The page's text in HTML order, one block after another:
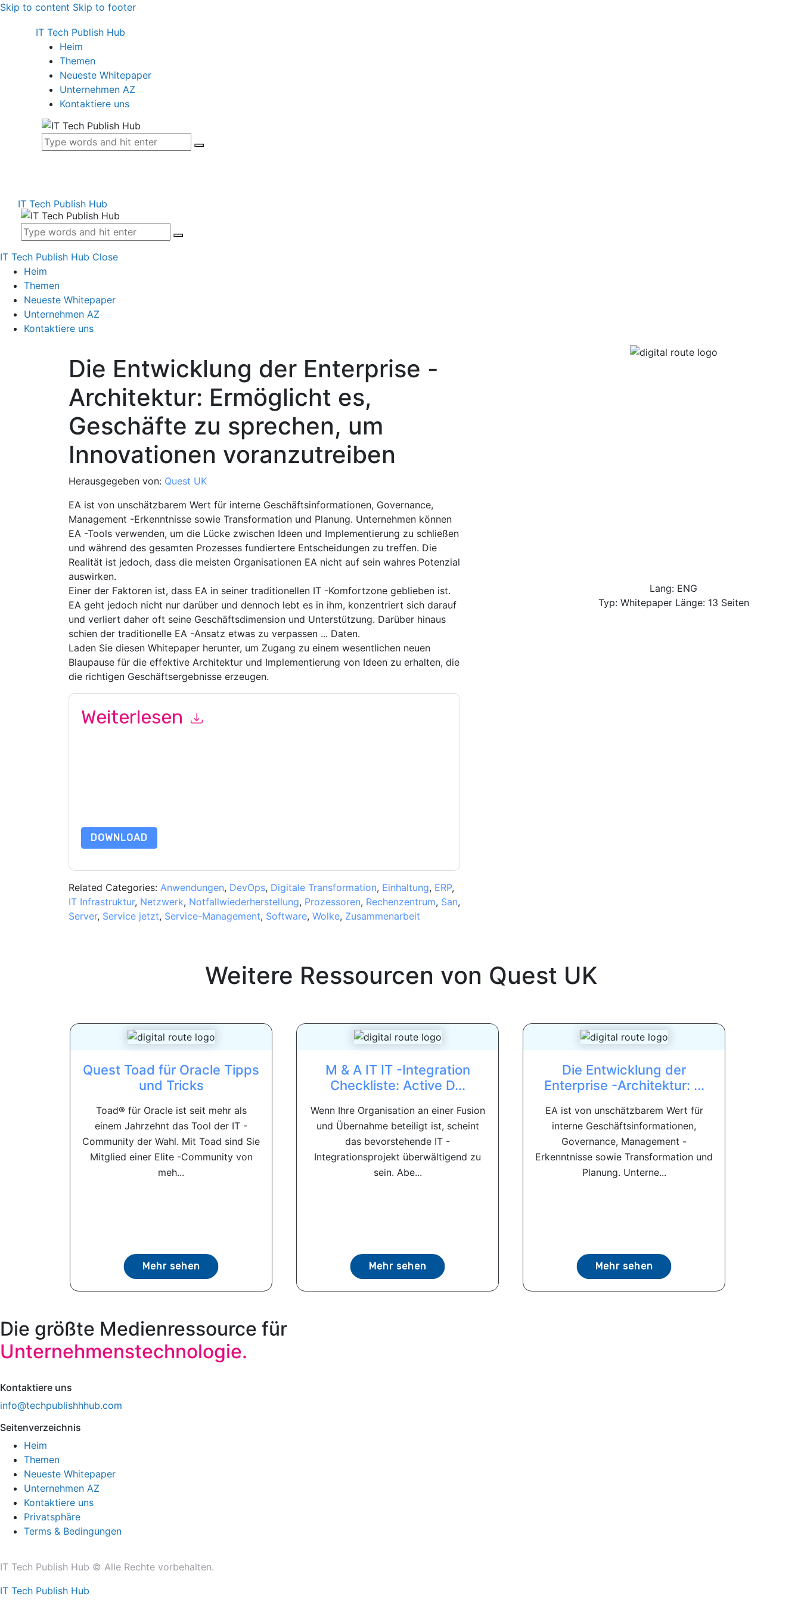
Skip to content Skip to footer
IT Tech Publish Hub
Heim
Themen
Neueste Whitepaper
Unternehmen AZ
Kontaktiere uns
IT Tech Publish Hub
IT Tech Publish Hub Close
Heim
Themen
Neueste Whitepaper
Unternehmen AZ
Kontaktiere uns
Die Entwicklung der Enterprise -
Architektur: Ermöglicht es,
Geschäfte zu sprechen, um
Innovationen voranzutreiben
Herausgegeben von: Quest UK
EA ist von unschätzbarem Wert für interne Geschäftsinformationen, Governance,
Management -Erkenntnisse sowie Transformation und Planung. Unternehmen können
EA -Tools verwenden, um die Lücke zwischen Ideen und Implementierung zu schließen
und während des gesamten Prozesses fundiertere Entscheidungen zu treffen. Die
Realität ist jedoch, dass die meisten Organisationen EA nicht auf sein wahres Potenzial
auswirken.
Einer der Faktoren ist, dass EA in seiner traditionellen IT -Komfortzone geblieben ist.
EA geht jedoch nicht nur darüber und dennoch lebt es in ihm, konzentriert sich darauf
und verliert daher oft seine Geschäftsdimension und Unterstützung. Darüber hinaus
schien der traditionelle EA -Ansatz etwas zu verpassen ... Daten.
Laden Sie diesen Whitepaper herunter, um Zugang zu einem wesentlichen neuen
Blaupause für die effektive Architektur und Implementierung von Ideen zu erhalten, die
die richtigen Geschäftsergebnisse erzeugen.
Weiterlesen
DOWNLOAD
Related Categories: Anwendungen, DevOps, Digitale Transformation, Einhaltung, ERP,
IT Infrastruktur, Netzwerk, Notfallwiederherstellung, Prozessoren, Rechenzentrum, San,
Server, Service jetzt, Service-Management, Software, Wolke, Zusammenarbeit
Lang: ENG
Typ: Whitepaper Länge: 13 Seiten
Weitere Ressourcen von Quest UK
Quest Toad für Oracle Tipps
und Tricks
Toad® für Oracle ist seit mehr als
einem Jahrzehnt das Tool der IT -
Community der Wahl. Mit Toad sind Sie
Mitglied einer Elite -Community von
meh...
Mehr sehen
M & A IT IT -Integration
Checkliste: Active D...
Wenn Ihre Organisation an einer Fusion
und Übernahme beteiligt ist, scheint
das bevorstehende IT -
Integrationsprojekt überwältigend zu
sein. Abe...
Mehr sehen
Die Entwicklung der
Enterprise -Architektur: ...
EA ist von unschätzbarem Wert für
interne Geschäftsinformationen,
Governance, Management -
Erkenntnisse sowie Transformation und
Planung. Unterne...
Mehr sehen
Die größte Medienressource für
Unternehmenstechnologie.
Kontaktiere uns
info@techpublishhhub.com
Seitenverzeichnis
Heim
Themen
Neueste Whitepaper
Unternehmen AZ
Kontaktiere uns
Privatsphäre
Terms & Bedingungen
IT Tech Publish Hub © Alle Rechte vorbehalten.
IT Tech Publish Hub